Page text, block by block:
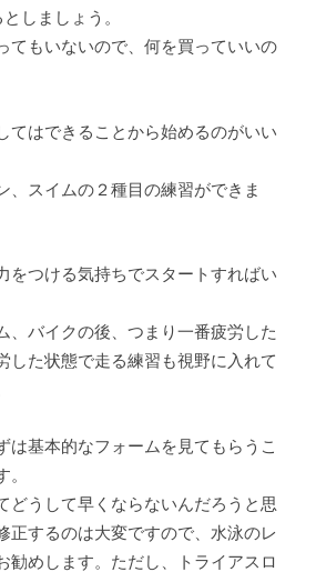
しましょう。
てもいないので、何を買っていいの
てはできることから始めるのがいい
、スイムの２種目の練習ができま
をつける気持ちでスタートすればい
、バイクの後、つまり一番疲労した
した状態で走る練習も視野に入れて
は基本的なフォームを見てもらうこ
どうして早くならないんだろうと思
正するのは大変ですので、水泳のレ
勧めします。ただし、トライアスロ